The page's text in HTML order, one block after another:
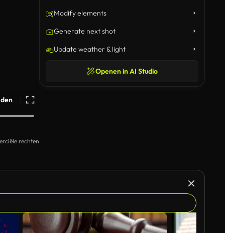
rechten
Modify elements
Generate next shot
Update weather & light
Openen in AI Studio